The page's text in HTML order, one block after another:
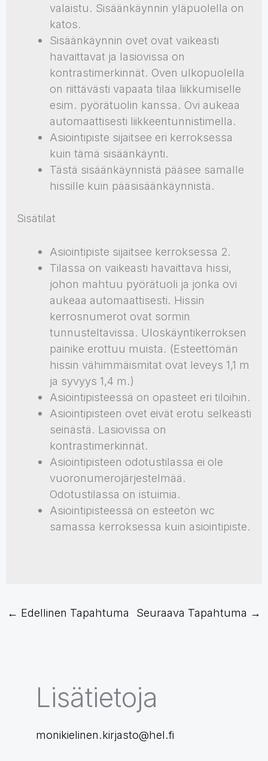
valaistu. Sisäänkäynnin yläpuolella on
katos.
Sisäänkäynnin ovet ovat vaikeasti
havaittavat ja lasiovissa on
kontrastimerkinnät. Oven ulkopuolella
on riittävästi vapaata tilaa liikkumiselle
esim. pyörätuolin kanssa. Ovi aukeaa
automaattisesti liikkeentunnistimella.
Asiointipiste sijaitsee eri kerroksessa
kuin tämä sisäänkäynti.
Tästä sisäänkäynnistä pääsee samalle
hissille kuin pääsisäänkäynnistä.
Sisätilat
Asiointipiste sijaitsee kerroksessa 2.
Tilassa on vaikeasti havaittava hissi,
johon mahtuu pyörätuoli ja jonka ovi
aukeaa automaattisesti. Hissin
kerrosnumerot ovat sormin
tunnusteltavissa. Uloskäyntikerroksen
painike erottuu muista. (Esteettömän
hissin vähimmäismitat ovat leveys 1,1 m
ja syvyys 1,4 m.)
Asiointipisteessä on opasteet eri tiloihin.
Asiointipisteen ovet eivät erotu selkeästi
seinästä. Lasiovissa on
kontrastimerkinnät.
Asiointipisteen odotustilassa ei ole
vuoronumerojärjestelmää.
Odotustilassa on istuimia.
Asiointipisteessä on esteetön wc
samassa kerroksessa kuin asiointipiste.
← Edellinen Tapahtuma Seuraava Tapahtuma →
Lisätietoja
monikielinen.kirjasto@hel.fi